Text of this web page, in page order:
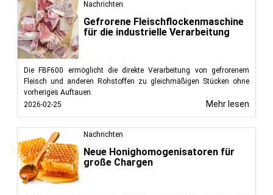
Nachrichten
Gefrorene Fleischflockenmaschine
für die industrielle Verarbeitung
Die FBF600 ermöglicht die direkte Verarbeitung von gefrorenem
Fleisch und anderen Rohstoffen zu gleichmäßigen Stücken ohne
vorheriges Auftauen.
2026-02-25
Mehr lesen
Nachrichten
Neue Honighomogenisatoren für
große Chargen